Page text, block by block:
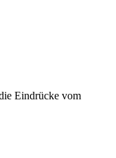
Eindrücke vom